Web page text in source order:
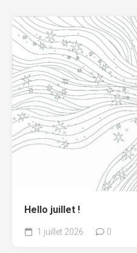
Hello juillet !
1 juillet 2026 0